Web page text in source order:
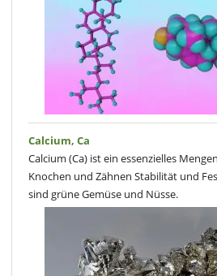
Calcium, Ca
Calcium (Ca) ist ein essenzielles
Knochen und Zähnen Stabilität und
sind grüne Gemüse und Nüsse.